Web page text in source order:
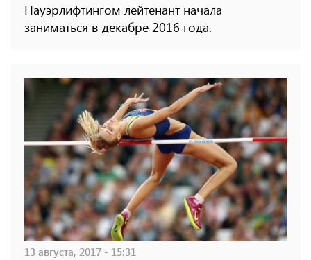
Пауэрлифтингом лейтенант начала
заниматься в декабре 2016 года.
13 августа, 2017 - 15:31